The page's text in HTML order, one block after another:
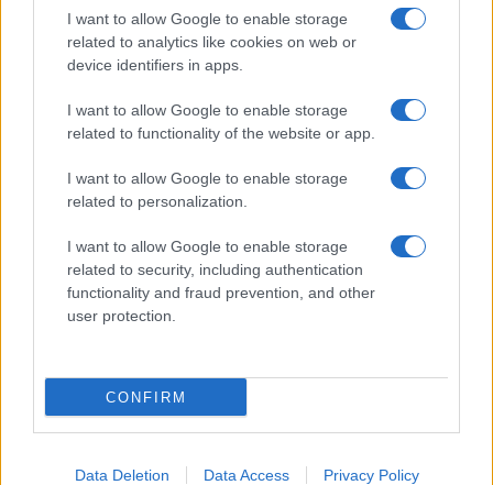
I want to allow Google to enable storage
related to analytics like cookies on web or
device identifiers in apps.
I want to allow Google to enable storage
related to functionality of the website or app.
I want to allow Google to enable storage
related to personalization.
I want to allow Google to enable storage
related to security, including authentication
functionality and fraud prevention, and other
user protection.
CONFIRM
Data Deletion Data Access Privacy Policy
Apple iPhone 17 Pro
435.000 Ft (új)